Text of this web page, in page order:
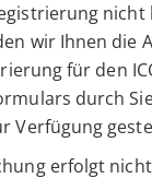
wir Ihnen die
für den
durch
Verfügung
erfolgt